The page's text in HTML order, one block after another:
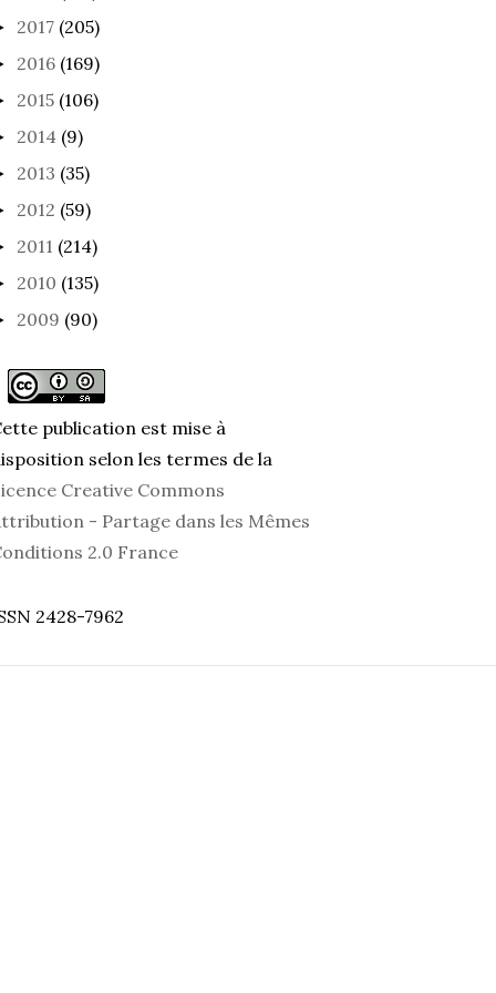
2017 (205)
2016 (169)
2015 (106)
2014 (9)
2013 (35)
2012 (59)
2011 (214)
2010 (135)
2009 (90)
publication est mise à
selon les termes de la
Creative Commons
- Partage dans les Mêmes
2.0 France
2428-7962